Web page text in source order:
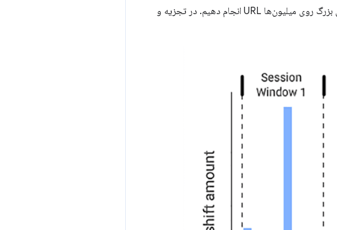
پس از تحقیقات اولیه، ما هر معیار را به کروم اضافه کردیم تا بتوانیم تجزیه و تحلیلی در مقیاس بزرگ روی میلیون‌ها URL انجام دهیم. در تجزیه و